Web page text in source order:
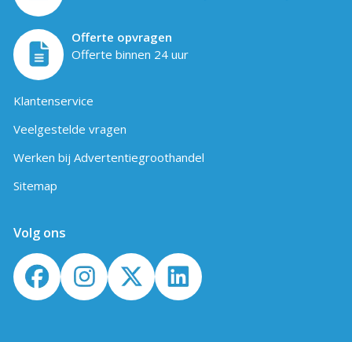
Offerte opvragen
Offerte binnen 24 uur
Klantenservice
Veelgestelde vragen
Werken bij Advertentiegroothandel
Sitemap
Volg ons